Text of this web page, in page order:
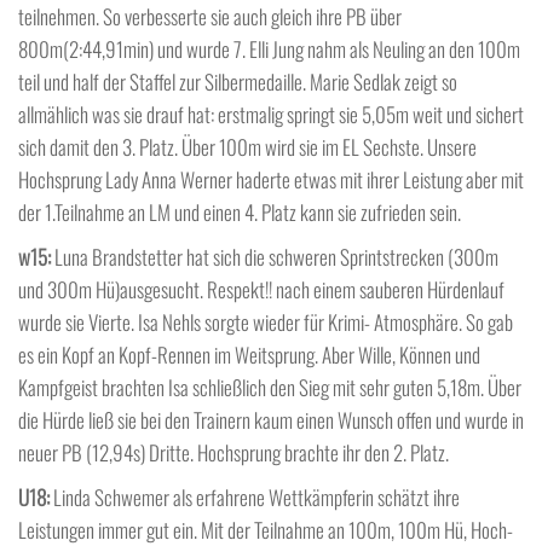
teilnehmen. So verbesserte sie auch gleich ihre PB über
800m(2:44,91min) und wurde 7. Elli Jung nahm als Neuling an den 100m
teil und half der Staffel zur Silbermedaille. Marie Sedlak zeigt so
allmählich was sie drauf hat: erstmalig springt sie 5,05m weit und sichert
sich damit den 3. Platz. Über 100m wird sie im EL Sechste. Unsere
Hochsprung Lady Anna Werner haderte etwas mit ihrer Leistung aber mit
der 1.Teilnahme an LM und einen 4. Platz kann sie zufrieden sein.
w15:Luna Brandstetter hat sich die schweren Sprintstrecken (300m
und 300m Hü)ausgesucht. Respekt!! nach einem sauberen Hürdenlauf
wurde sie Vierte. Isa Nehls sorgte wieder für Krimi- Atmosphäre. So gab
es ein Kopf an Kopf-Rennen im Weitsprung. Aber Wille, Können und
Kampfgeist brachten Isa schließlich den Sieg mit sehr guten 5,18m. Über
die Hürde ließ sie bei den Trainern kaum einen Wunsch offen und wurde in
neuer PB (12,94s) Dritte. Hochsprung brachte ihr den 2. Platz.
U18:Linda Schwemer als erfahrene Wettkämpferin schätzt ihre
Leistungen immer gut ein. Mit der Teilnahme an 100m, 100m Hü, Hoch-